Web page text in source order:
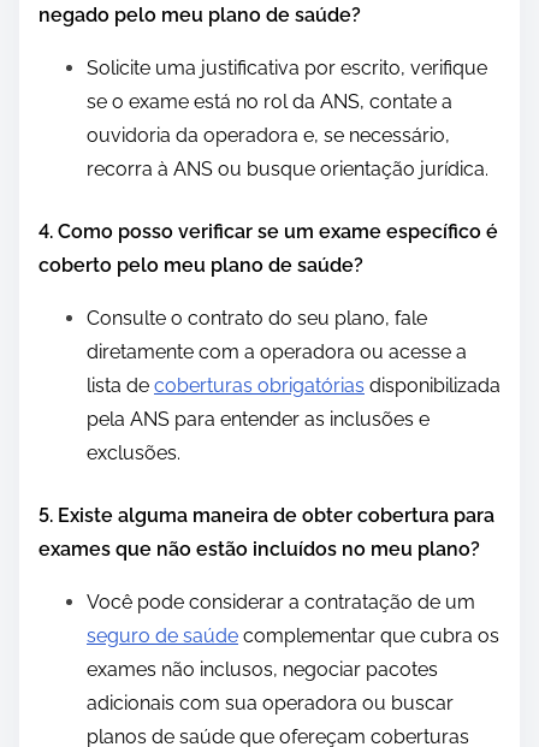
negado pelo meu plano de saúde?
Solicite uma justificativa por escrito, verifique
se o exame está no rol da ANS, contate a
ouvidoria da operadora e, se necessário,
recorra à ANS ou busque orientação jurídica.
4. Como posso verificar se um exame específico é
coberto pelo meu plano de saúde?
Consulte o contrato do seu plano, fale
diretamente com a operadora ou acesse a
lista de coberturas obrigatórias disponibilizada
pela ANS para entender as inclusões e
exclusões.
5. Existe alguma maneira de obter cobertura para
exames que não estão incluídos no meu plano?
Você pode considerar a contratação de um
seguro de saúde complementar que cubra os
exames não inclusos, negociar pacotes
adicionais com sua operadora ou buscar
planos de saúde que ofereçam coberturas